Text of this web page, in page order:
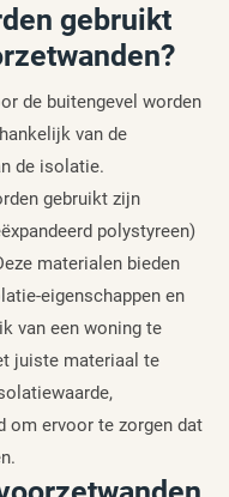
gebruikt
de buitengevel worden
van de
de isolatie.
gebruikt zijn
polystyreen)
materialen bieden
eigenschappen en
van een woning te
juiste materiaal te
om ervoor te zorgen dat